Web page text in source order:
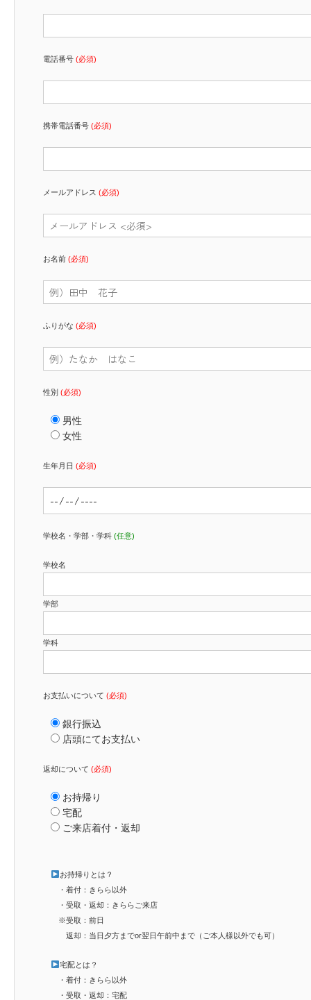
電話番号 (必須)
携帯電話番号 (必須)
メールアドレス (必須)
お名前 (必須)
ふりがな (必須)
性別 (必須)
男性
女性
生年月日 (必須)
学校名・学部・学科 (任意)
学校名
学部
学科
お支払いについて (必須)
銀行振込
店頭にてお支払い
返却について (必須)
お持帰り
宅配
ご来店着付・返却
お持帰りとは？
・着付：きらら以外
・受取・返却：きららご来店
※受取：前日
返却：当日夕方までor翌日午前中まで（ご本人様以外でも可）
宅配とは？
・着付：きらら以外
・受取・返却：宅配